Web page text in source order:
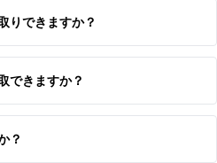
りできますか？
できますか？
？